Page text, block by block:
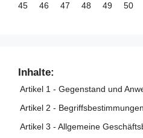
45 46 47 48 49 50
Inhalte:
Artikel 1 - Gegenstand und
Artikel 2 - Begriffsbestimmungen
Artikel 3 - Allgemeine